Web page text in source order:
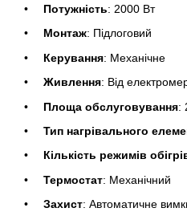
Потужність: 2000 Вт
Монтаж: Підлоговий
Керування: Механічне
Живлення: Від
Площа обслуговування:
Тип нагрівального
Кількість режимів
Термостат: Механічний
Захист: Автоматичне